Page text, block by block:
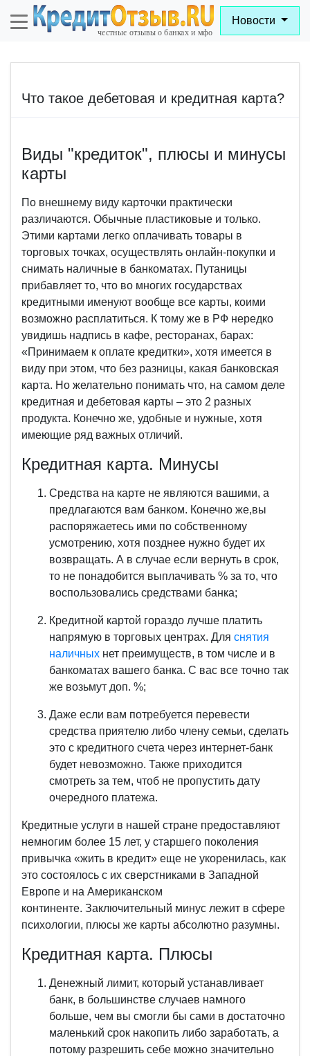
Новости
Что такое дебетовая и кредитная карта?
Виды "кредиток", плюсы и минусы
карты
По внешнему виду карточки практически
различаются. Обычные пластиковые и только.
Этими картами легко оплачивать товары в
торговых точках, осуществлять онлайн-покупки и
снимать наличные в банкоматах. Путаницы
прибавляет то, что во многих государствах
кредитными именуют вообще все карты, коими
возможно расплатиться. К тому же в РФ нередко
увидишь надпись в кафе, ресторанах, барах:
«Принимаем к оплате кредитки», хотя имеется в
виду при этом, что без разницы, какая банковская
карта. Но желательно понимать что, на самом деле
кредитная и дебетовая карты – это 2 разных
продукта. Конечно же, удобные и нужные, хотя
имеющие ряд важных отличий.
Кредитная карта. Минусы
Средства на карте не являются вашими, а
предлагаются вам банком. Конечно же,вы
распоряжаетесь ими по собственному
усмотрению, хотя позднее нужно будет их
возвращать. А в случае если вернуть в срок,
то не понадобится выплачивать % за то, что
воспользовались средствами банка;
Кредитной картой гораздо лучше платить
напрямую в торговых центрах. Для снятия
наличных нет преимуществ, в том числе и в
банкоматах вашего банка. С вас все точно так
же возьмут доп. %;
Даже если вам потребуется перевести
средства приятелю либо члену семьи, сделать
это с кредитного счета через интернет-банк
будет невозможно. Также приходится
смотреть за тем, чтоб не пропустить дату
очередного платежа.
Кредитные услуги в нашей стране предоставляют
немногим более 15 лет, у старшего поколения
привычка «жить в кредит» еще не укоренилась, как
это состоялось с их сверстниками в Западной
Европе и на Американском
континенте. Заключительный минус лежит в сфере
психологии, плюсы же карты абсолютно разумны.
Кредитная карта. Плюсы
Денежный лимит, который устанавливает
банк, в большинстве случаев намного
больше, чем вы смогли бы сами в достаточно
маленький срок накопить либо заработать, а
потому разрешить себе можно значительно